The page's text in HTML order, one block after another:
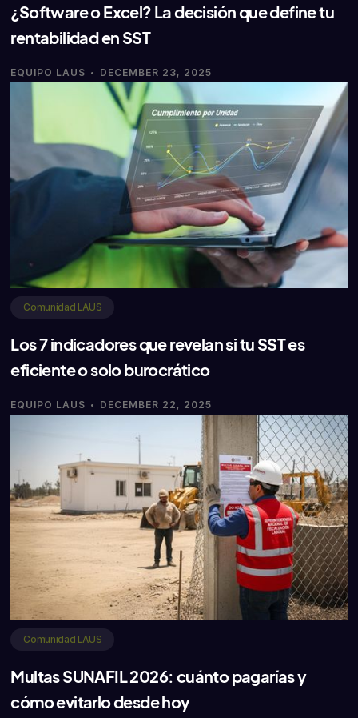
¿Software o Excel? La decisión que define tu
rentabilidad en SST
EQUIPO LAUS · DECEMBER 23, 2025
Comunidad LAUS
Los 7 indicadores que revelan si tu SST es
eficiente o solo burocrático
EQUIPO LAUS · DECEMBER 22, 2025
Comunidad LAUS
Multas SUNAFIL 2026: cuánto pagarías y
cómo evitarlo desde hoy